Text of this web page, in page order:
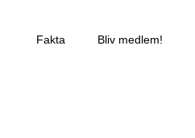
Fakta Bliv medlem!